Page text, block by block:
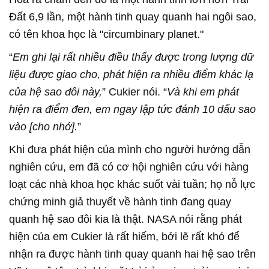
Đất 6,9 lần, một hành tinh quay quanh hai ngôi sao,
có tên khoa học là "circumbinary planet."
“Em ghi lại rất nhiều điều thấy được trong lượng dữ
liệu được giao cho, phát hiện ra nhiều điểm khác lạ
của hệ sao đôi này,” Cukier nói. “Và khi em phát
hiện ra điểm đen, em ngay lập tức đánh 10 dấu sao
vào [cho nhớ].”
Khi đưa phát hiện của mình cho người hướng dẫn
nghiên cứu, em đã có cơ hội nghiên cứu với hàng
loạt các nhà khoa học khác suốt vài tuần; họ nỗ lực
chứng minh giả thuyết về hành tinh đang quay
quanh hệ sao đôi kia là thật. NASA nói rằng phát
hiện của em Cukier là rất hiếm, bởi lẽ rất khó để
nhận ra được hành tinh quay quanh hai hệ sao trên